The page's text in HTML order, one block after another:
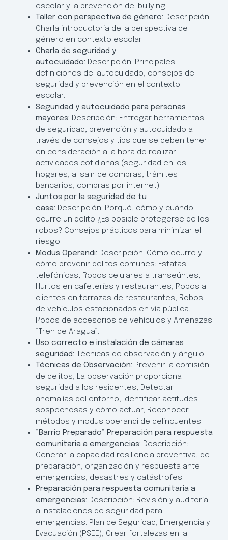
escolar y la prevención del bullying.
Taller con perspectiva de género: Descripción:
Charla introductoria de la perspectiva de
género en contexto escolar.
Charla de seguridad y
autocuidado: Descripción: Principales
definiciones del autocuidado, consejos de
seguridad y prevención en el contexto
escolar.
Seguridad y autocuidado para personas
mayores: Descripción: Entregar herramientas
de seguridad, prevención y autocuidado a
través de consejos y tips que se deben tener
en consideración a la hora de realizar
actividades cotidianas (seguridad en los
hogares, al salir de compras, trámites
bancarios, compras por internet).
Juntos por la seguridad de tu
casa: Descripción: Porqué, cómo y cuándo
ocurre un delito ¿Es posible protegerse de los
robos? Consejos prácticos para minimizar el
riesgo.
Modus Operandi: Descripción: Cómo ocurre y
cómo prevenir delitos comunes: Estafas
telefónicas, Robos celulares a transeúntes,
Hurtos en cafeterías y restaurantes, Robos a
clientes en terrazas de restaurantes, Robos
de vehículos estacionados en vía pública,
Robos de accesorios de vehículos y Amenazas
“Tren de Aragua”.
Uso correcto e instalación de cámaras
seguridad:
Técnicas de observación y ángulo.
Técnicas de Observación: Prevenir la comisión
de delitos, La observación proporciona
seguridad a los residentes, Detectar
anomalías del entorno, Identificar actitudes
sospechosas y cómo actuar, Reconocer
métodos y modus operandi de delincuentes.
“Barrio Preparado” Preparación para respuesta
comunitaria a emergencias: Descripción:
Generar la capacidad resiliencia preventiva, de
preparación, organización y respuesta ante
emergencias, desastres y catástrofes.
Preparación para respuesta comunitaria a
emergencias: Descripción: Revisión y auditoría
a instalaciones de seguridad para
emergencias. Plan de Seguridad, Emergencia y
Evacuación (PSEE), Crear fortalezas en la